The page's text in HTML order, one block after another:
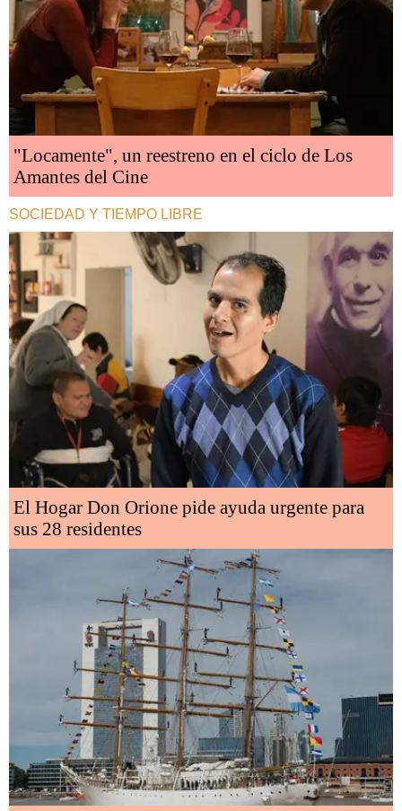
"Locamente", un reestreno en el ciclo de Los
Amantes del Cine
SOCIEDAD Y TIEMPO LIBRE
El Hogar Don Orione pide ayuda urgente para
sus 28 residentes